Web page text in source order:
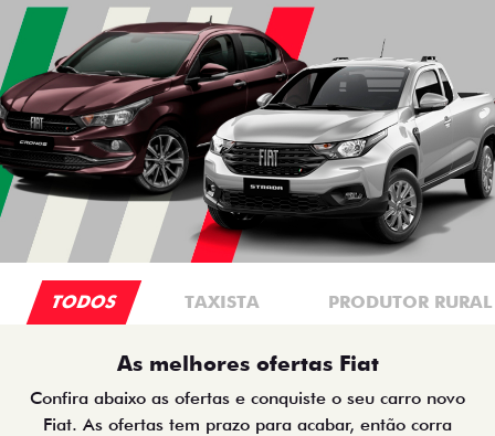
TODOS TAXISTA PRODUTOR RURAL
As melhores ofertas Fiat
Confira abaixo as ofertas e conquiste o seu carro novo
Fiat. As ofertas tem prazo para acabar, então corra